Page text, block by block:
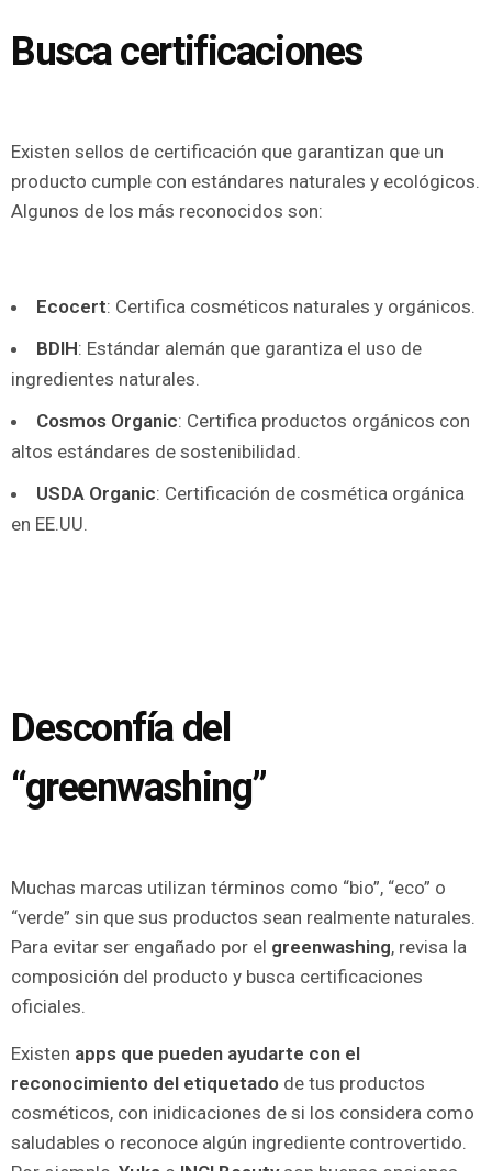
Busca certificaciones
Existen sellos de certificación que garantizan que un
producto cumple con estándares naturales y ecológicos.
Algunos de los más reconocidos son:
Ecocert: Certifica cosméticos naturales y orgánicos.
BDIH: Estándar alemán que garantiza el uso de
ingredientes naturales.
Cosmos Organic: Certifica productos orgánicos con
altos estándares de sostenibilidad.
USDA Organic: Certificación de cosmética orgánica
en EE.UU.
Desconfía del
“greenwashing”
Muchas marcas utilizan términos como “bio”, “eco” o
“verde” sin que sus productos sean realmente naturales.
Para evitar ser engañado por el greenwashing, revisa la
composición del producto y busca certificaciones
oficiales.
Existen apps que pueden ayudarte con el
reconocimiento del etiquetado de tus productos
cosméticos, con inidicaciones de si los considera como
saludables o reconoce algún ingrediente controvertido.